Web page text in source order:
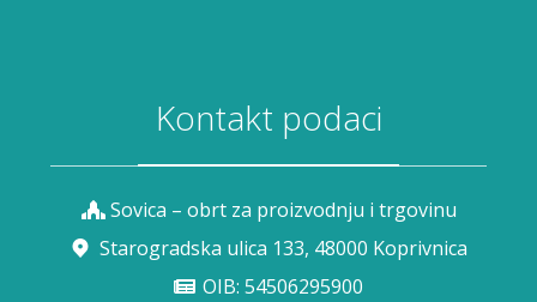
Kontakt podaci
Sovica – obrt za proizvodnju i trgovinu
Starogradska ulica 133, 48000 Koprivnica
OIB: 54506295900